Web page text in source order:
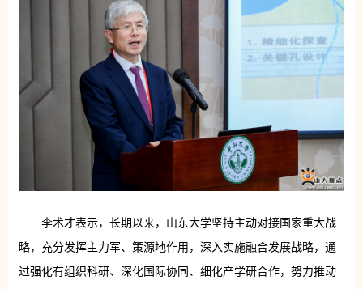
李术才表示，长期以来，山东大学坚持主动对接国家重大战
略，充分发挥主力军、策源地作用，深入实施融合发展战略，通
过强化有组织科研、深化国际协同、细化产学研合作，努力推动